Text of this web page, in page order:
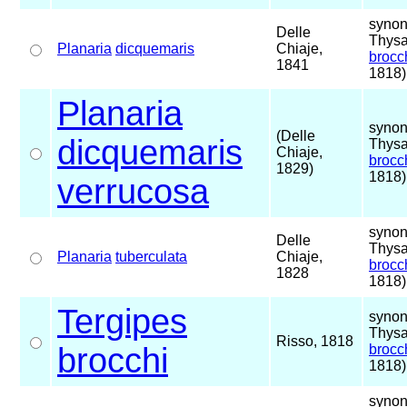
Planaria dicquemaris
Delle
Chiaje,
1841
1818)
Planaria
dicquemaris
verrucosa
(Delle
Chiaje,
1829)
1818)
Planaria tuberculata
Delle
Chiaje,
1828
1818)
Tergipes
brocchi
Risso, 1818
1818)